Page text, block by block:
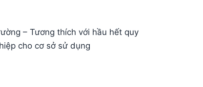
– Tương thích với hầu hết quy
cho cơ sở sử dụng